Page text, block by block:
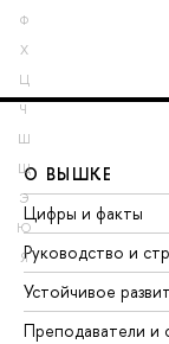
Ф
Х
Ц
Ч
Ш
Щ
Э
Ю
Я
О ВЫШКЕ
Цифры и факты
Руководство и
Устойчивое
Преподаватели и